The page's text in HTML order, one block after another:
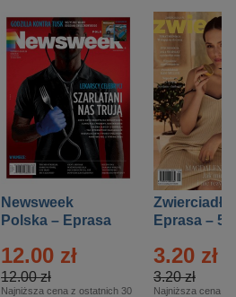
Newsweek
Polska – Eprasa
12.00 zł
12.00 zł
Najniższa cena z ostatnich 30
Zwierciadło
Eprasa – 5/
3.20 zł
3.20 zł
Najniższa cena z